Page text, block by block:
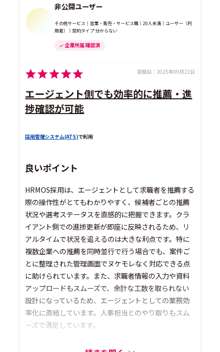
非公開ユーザー
その他サービス｜営業・販売・サービス職｜20人未満｜ユーザー（利
用者）｜契約タイプ 分からない
企業所属 確認済
投稿日： 2025年09月22日
エージェント側でも効率的に推薦・進
捗確認が可能
採用管理システム(ATS)で利用
良いポイント
HRMOS採用は、エージェントとして求職者を推薦する
際の操作性がとてもわかりやすく、候補者ごとの推薦
状況や選考ステータスを直感的に把握できます。クラ
イアント側での進捗更新が即座に反映されるため、リ
アルタイムで状況を追えるのは大きな利点です。特に
複数企業への推薦を同時並行で行う場合でも、案件ご
とに整理された管理画面でヌケモレなく対応できる点
に助けられています。また、求職者情報の入力や資料
アップロードもスムーズで、余計な工数を取られない
設計になっているため、エージェントとしての業務効
率化に直結しています。人事担当とのやり取りもスム
ーズで満足しています。